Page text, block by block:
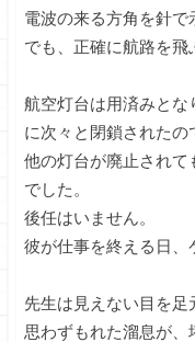
電波の来る方角を針
でも、正確に航路を飛
航空灯台は用済みとな
に次々と閉鎖されたの
他の灯台が廃止されて
でした。
後任はいません。
彼が仕事を終える日、
先生は見えない目を足
思わずもれた溜息が、